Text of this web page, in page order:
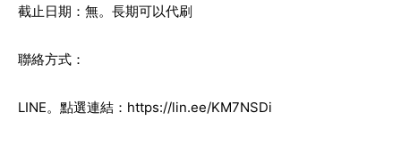
截止日期：無。長期可以代刷
聯絡方式：
LINE。點選連結： https://lin.ee/KM7NSDi